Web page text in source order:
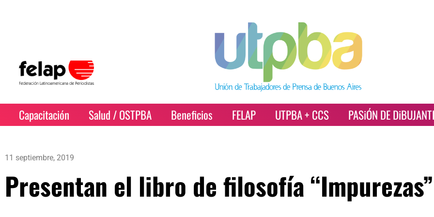
Capacitación Salud / OSTPBA Beneficios FELAP UTPBA + CCS PASiÓN DE
11 septiembre, 2019
Presentan el libro de filosofía “Impurezas”